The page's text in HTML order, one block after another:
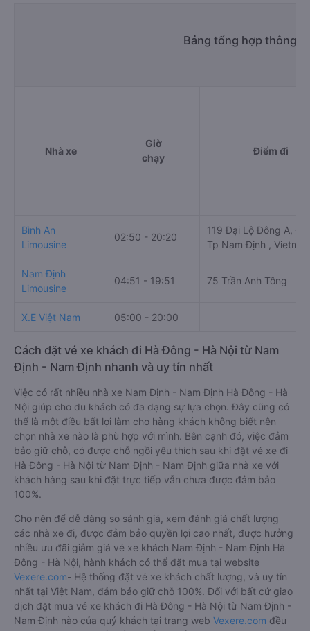
Bảng tổng hợp thông
Nhà xe
Giờ
chạy
Điểm đi
Bình An
Limousine
02:50 - 20:20
119 Đại Lộ Đông A,
Tp Nam Định , Vietnam
Nam Định
Limousine
04:51 - 19:51 75 Trần Anh Tông
X.E Việt Nam 05:00 - 20:00
Cách đặt vé xe khách đi Hà Đông - Hà Nội từ Nam
Định - Nam Định nhanh và uy tín nhất
Việc có rất nhiều nhà xe Nam Định - Nam Định Hà Đông - Hà
Nội giúp cho du khách có đa dạng sự lựa chọn. Đây cũng có
thể là một điều bất lợi làm cho hàng khách không biết nên
chọn nhà xe nào là phù hợp với mình. Bên cạnh đó, việc đảm
bảo giữ chỗ, có được chỗ ngồi yêu thích sau khi đặt vé xe đi
Hà Đông - Hà Nội từ Nam Định - Nam Định giữa nhà xe với
khách hàng sau khi đặt trực tiếp vẫn chưa được đảm bảo
100%.
Cho nên để dễ dàng so sánh giá, xem đánh giá chất lượng
các nhà xe đi, được đảm bảo quyền lợi cao nhất, được hưởng
nhiều ưu đãi giảm giá vé xe khách Nam Định - Nam Định Hà
Đông - Hà Nội, hành khách có thể đặt mua tại website
Vexere.com- Hệ thống đặt vé xe khách chất lượng, và uy tín
nhất tại Việt Nam, đảm bảo giữ chỗ 100%. Đối với bất cứ giao
dịch đặt mua vé xe khách đi Hà Đông - Hà Nội từ Nam Định -
Nam Định nào của quý khách tại trang web Vexere.com đều